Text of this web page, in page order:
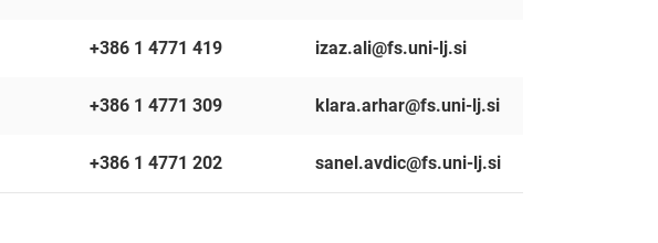
+386 1 4771 419 izaz.ali@fs.uni-lj.si
+386 1 4771 309 klara.arhar@fs.uni-lj.si
+386 1 4771 202 sanel.avdic@fs.uni-lj.si